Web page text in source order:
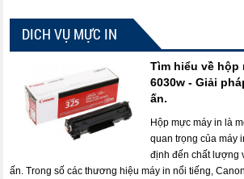
DICH VỤ MỰC IN
Tìm hiểu về hộp
6030w - Giải
ấn.
Hộp mực máy in là
quan trọng của máy
định đến chất lượng
ấn. Trong số các thương hiệu máy in nổi tiếng,